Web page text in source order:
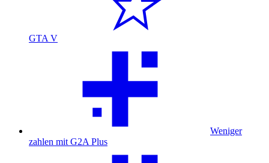
GTA V
Weniger
zahlen mit G2A Plus